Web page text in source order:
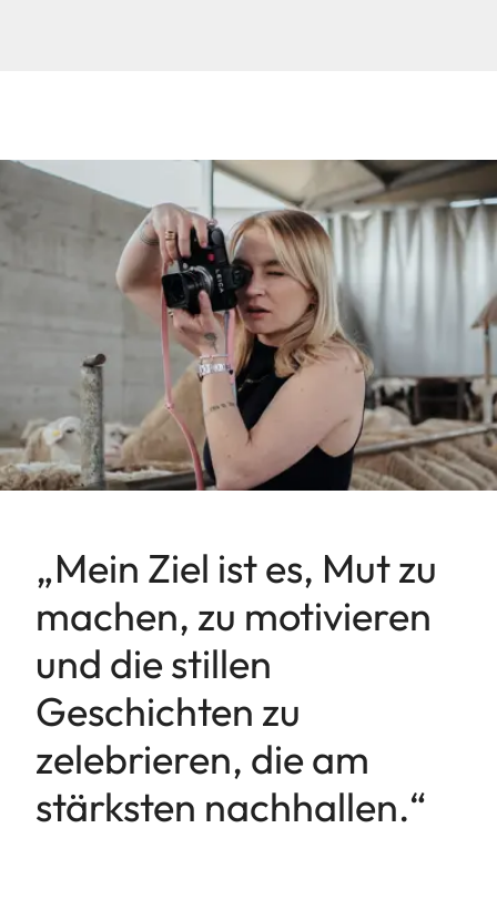
„Mein Ziel ist es, Mut zu
machen, zu motivieren
und die stillen
Geschichten zu
zelebrieren, die am
stärksten nachhallen.“